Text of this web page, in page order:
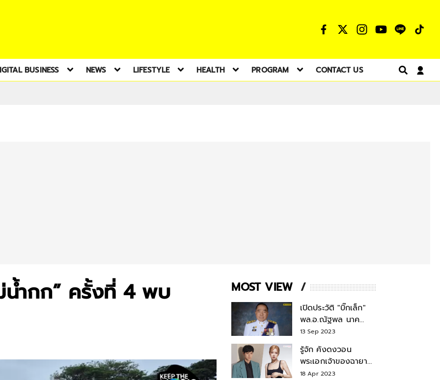
BUSINESS NEWS LIFESTYLE HEALTH PROGRAM CONTACT US
ำกก” ครั้งที่ 4 พบ MOST VIEW
เปิดประวัติ "บิ๊กเล็ก"
พล.อ.ณัฐพล นาค
พาณิชย์ จากเลขาฯ
สมช.-เลขาฯ
รมว.กลาโหม
13 Sep 2023
รู้จัก คังดงวอน
พระเอกเจ้าของฉายา
สมบัติแห่งชาติ หลังมี
18 Apr 2023